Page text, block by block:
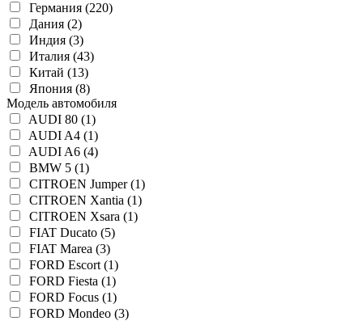
Германия (220)
Дания (2)
Индия (3)
Италия (43)
Китай (13)
Япония (8)
Модель автомобиля
AUDI 80 (1)
AUDI A4 (1)
AUDI A6 (4)
BMW 5 (1)
CITROEN Jumper (1)
CITROEN Xantia (1)
CITROEN Xsara (1)
FIAT Ducato (5)
FIAT Marea (3)
FORD Escort (1)
FORD Fiesta (1)
FORD Focus (1)
FORD Mondeo (3)